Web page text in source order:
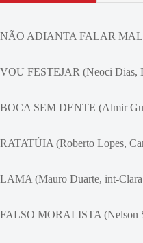
NÃO ADIANTA FALAR MAL
VOU FESTEJAR (Neoci Dias,
BOCA SEM DENTE (Almir
RATATÚIA (Roberto Lopes,
LAMA (Mauro Duarte, int-
FALSO MORALISTA (Nelson